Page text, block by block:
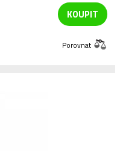
KOUPIT
Porovnat